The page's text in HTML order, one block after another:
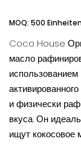
MOQ: 500
Coco House
масло
использованием
и физически
вкуса. Он
ищут кокосовое